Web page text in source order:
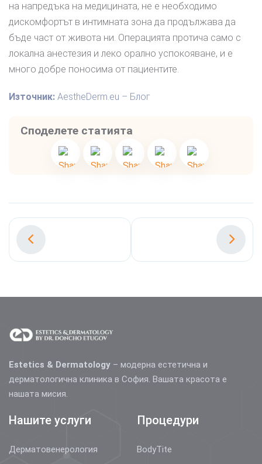
на напредъка на медицината, не е необходимо
дискомфортът в интимната зона да продължава да
бъде част от живота ни. Операцията протича само с
локална анестезия и леко орално успокояване, и е
много добре поносима от пациентите.
Източник: AestheDerm.eu – Блог
Споделете статията
Estetics & Dermatology – модерна естетична и
дерматологична клиника в София. Вашата красота е
нашата мисия.
Нашите услуги
Дерматовенерология
Процедури
BodyTite